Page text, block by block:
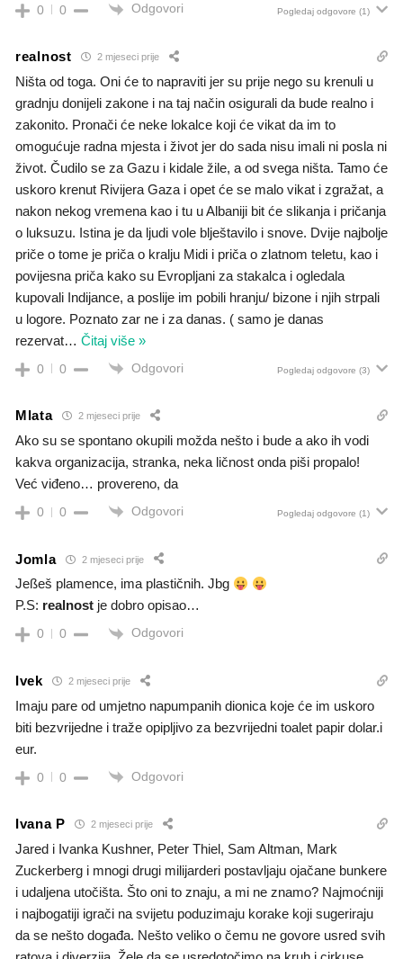
0 0 Odgovori Pogledaj odgovore (1)
realnost 2 mjeseci prije
Ništa od toga. Oni će to napraviti jer su prije nego su krenuli u
gradnju donijeli zakone i na taj način osigurali da bude realno i
zakonito. Pronači će neke lokalce koji će vikat da im to
omogućuje radna mjesta i život jer do sada nisu imali ni posla ni
život. Čudilo se za Gazu i kidale žile, a od svega ništa. Tamo će
uskoro krenut Rivijera Gaza i opet će se malo vikat i zgražat, a
nakon nekog vremena kao i tu u Albaniji bit će slikanja i pričanja
o luksuzu. Istina je da ljudi vole blještavilo i snove. Dvije najbolje
priče o tome je priča o kralju Midi i priča o zlatnom teletu, kao i
povijesna priča kako su Evropljani za stakalca i ogledala
kupovali Indijance, a poslije im pobili hranju/ bizone i njih strpali
u logore. Poznato zar ne i za danas. ( samo je danas
rezervat… Čitaj više »
0 0 Odgovori Pogledaj odgovore (3)
Mlata 2 mjeseci prije
Ako su se spontano okupili možda nešto i bude a ako ih vodi
kakva organizacija, stranka, neka ličnost onda piši propalo!
Već viđeno… provereno, da
0 0 Odgovori Pogledaj odgovore (1)
Jomla 2 mjeseci prije
Jeßeš plamence, ima plastičnih. Jbg
P.S: realnost je dobro opisao…
0 0 Odgovori
Ivek 2 mjeseci prije
Imaju pare od umjetno napumpanih dionica koje će im uskoro
biti bezvrijedne i traže opipljivo za bezvrijedni toalet papir dolar.i
eur.
0 0 Odgovori
Ivana P 2 mjeseci prije
Jared i Ivanka Kushner, Peter Thiel, Sam Altman, Mark
Zuckerberg i mnogi drugi milijarderi postavljaju ojačane bunkere
i udaljena utočišta. Što oni to znaju, a mi ne znamo? Najmoćniji
i najbogatiji igrači na svijetu poduzimaju korake koji sugeriraju
da se nešto događa. Nešto veliko o čemu ne govore usred svih